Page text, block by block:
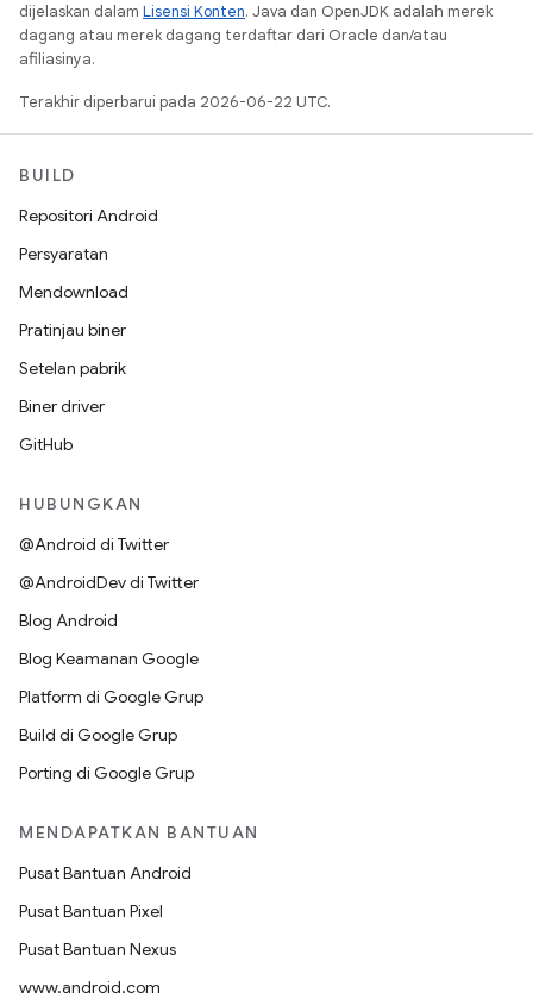
dijelaskan dalam Lisensi Konten. Java dan OpenJDK adalah merek
dagang atau merek dagang terdaftar dari Oracle dan/atau
afiliasinya.
Terakhir diperbarui pada 2026-06-22 UTC.
BUILD
Repositori Android
Persyaratan
Mendownload
Pratinjau biner
Setelan pabrik
Biner driver
GitHub
HUBUNGKAN
@Android di Twitter
@AndroidDev di Twitter
Blog Android
Blog Keamanan Google
Platform di Google Grup
Build di Google Grup
Porting di Google Grup
MENDAPATKAN BANTUAN
Pusat Bantuan Android
Pusat Bantuan Pixel
Pusat Bantuan Nexus
www.android.com